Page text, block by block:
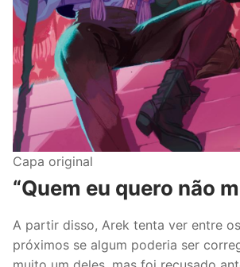
Capa original
“Quem eu quero não
A partir disso, Arek tenta ver entre
próximos se algum poderia ser